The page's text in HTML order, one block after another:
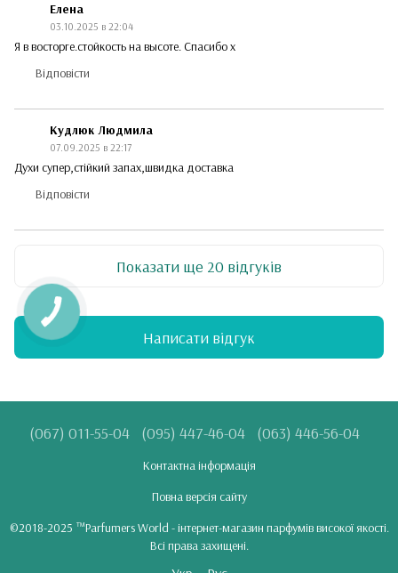
Елена
03.10.2025 в 22:04
Я в восторге.стойкость на высоте. Спасибо х
Відповісти
Кудлюк Людмила
07.09.2025 в 22:17
Духи супер,стійкий запах,швидка доставка
Відповісти
Показати ще 20 відгуків
Написати відгук
(067) 011-55-04 (095) 447-46-04 (063) 446-56-04
Контактна інформація
Повна версія сайту
©2018-2025 ™Parfumers World - інтернет-магазин парфумів високої якості.
Всі права захищені.